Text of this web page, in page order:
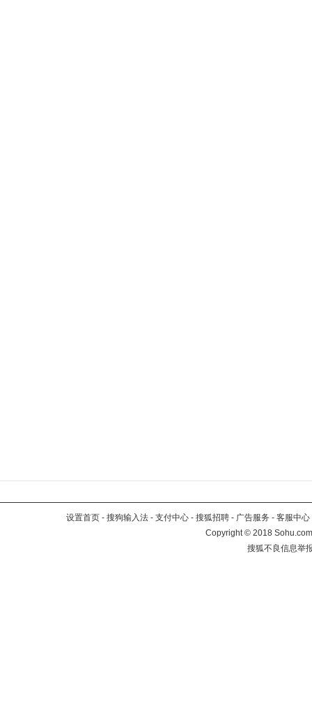
设置首页 - 搜狗输入法 - 支付中心 - 搜狐招聘 - 广告服务 - 客服中心
Copyright©2018
搜狐不良信息举